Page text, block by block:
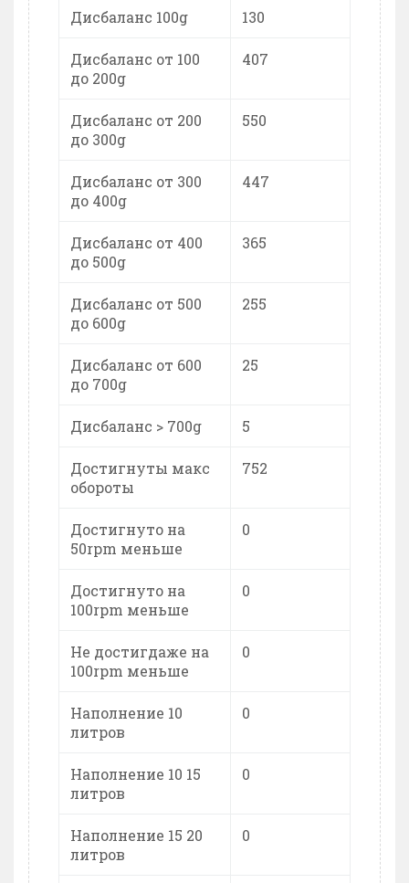
Дисбаланс 100g 130
Дисбаланс от 100
до 200g
407
Дисбаланс от 200
до 300g
550
Дисбаланс от 300
до 400g
447
Дисбаланс от 400
до 500g
365
Дисбаланс от 500
до 600g
255
Дисбаланс от 600
до 700g
25
Дисбаланс > 700g 5
Достигнуты макс
обороты
752
Достигнуто на
50rpm меньше
0
Достигнуто на
100rpm меньше
0
Не достигдаже на
100rpm меньше
0
Наполнение 10
литров
0
Наполнение 10 15
литров
0
Наполнение 15 20
литров
0